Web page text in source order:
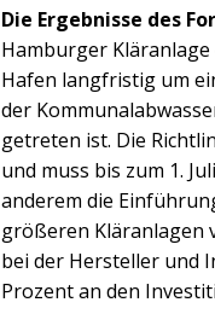
Die Ergebnisse des
Hamburger Kläranlage
Hafen langfristig um
der
getreten ist. Die
und muss bis zum 1.
anderem die
größeren Kläranlagen
bei der Hersteller und
Prozent an den